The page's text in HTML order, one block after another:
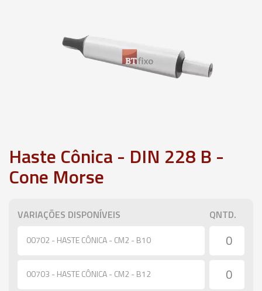
Haste Cônica - DIN 228 B -
Cone Morse
VARIAÇÕES DISPONÍVEIS QNTD.
00702 - HASTE CÔNICA - CM2 - B10
00703 - HASTE CÔNICA - CM2 - B12